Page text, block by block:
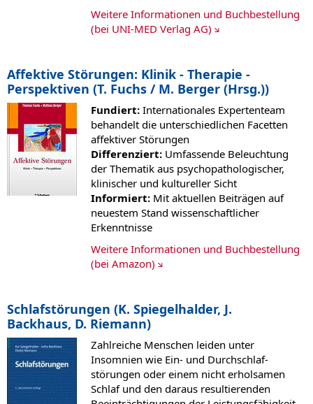
Weitere Informationen und Buchbestellung
(bei UNI-MED Verlag AG)
Affektive Störungen: Klinik - Therapie -
Perspektiven (T. Fuchs / M. Berger (Hrsg.))
Fundiert: Internationales Expertenteam
behandelt die unterschiedlichen Facetten
affektiver Störungen
Differenziert: Umfassende Beleuchtung
der Thematik aus psychopathologischer,
klinischer und kultureller Sicht
Informiert: Mit aktuellen Beiträgen auf
neuestem Stand wissenschaftlicher
Erkenntnisse
Weitere Informationen und Buchbestellung
(bei Amazon)
Schlafstörungen (K. Spiegelhalder, J.
Backhaus, D. Riemann)
Zahlreiche Menschen leiden unter
Insomnien wie Ein- und Durchschlaf-
störungen oder einem nicht erholsamen
Schlaf und den daraus resultierenden